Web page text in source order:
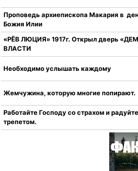
Проповедь архиепископа Макария в
Божия Илии
«РЁВ ЛЮЦИЯ» 1917г. Открыл дверь
ВЛАСТИ
Необходимо услышать каждому
Жемчужина, которую многие попирают.
Работайте Господу со страхом и
трепетом.